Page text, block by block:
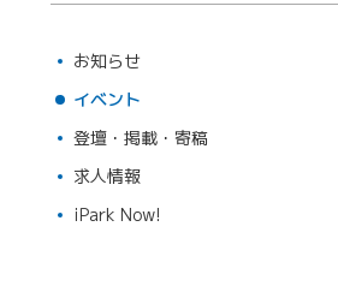
お知らせ
イベント
登壇・掲載・寄稿
求人情報
iPark Now!